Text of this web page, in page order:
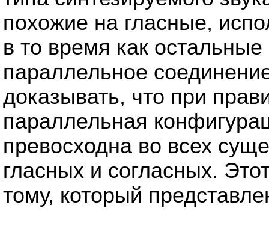
похожие на гласные,
в то время как
параллельное
доказывать, что при
параллельная
превосходна во всех
гласных и согласных.
тому, который